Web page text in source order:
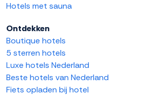
Hotels met sauna
Ontdekken
Boutique hotels
5 sterren hotels
Luxe hotels Nederland
Beste hotels van Nederland
Fiets opladen bij hotel